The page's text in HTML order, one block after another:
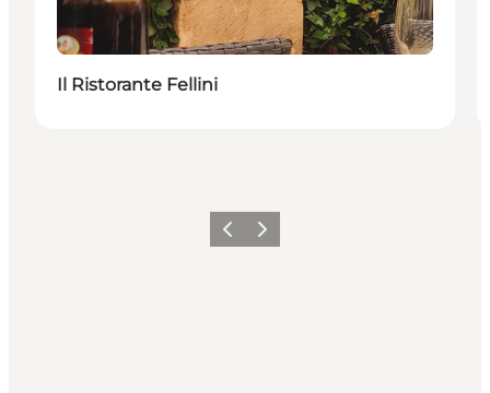
Il Ristorante Fellini
ZurückWeiter